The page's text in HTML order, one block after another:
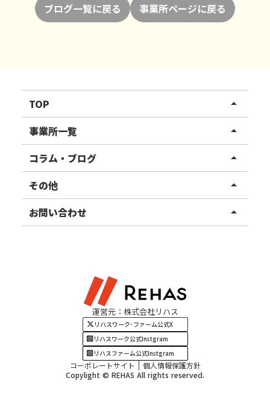
ブログ一覧に戻る 事業所ページに戻る
TOP arrow_drop_up
リハスワーク
リハスファーム
事業所一覧 arrow_drop_up
関東エリア
東北エリア
甲信越エリア
四国・九州エリア
コラム・ブログ arrow_drop_up
事業所ブログ
ご利用者様の声
その他 arrow_drop_up
お知らせ
お問い合わせ arrow_drop_up
運営元：株式会社リハス
リハスワーク･ファーム公式X
リハスワーク公式Instgram
リハスファーム公式Instgram
コーポレートサイト
個人情報保護方針
Copylight © REHAS All rights reserved.